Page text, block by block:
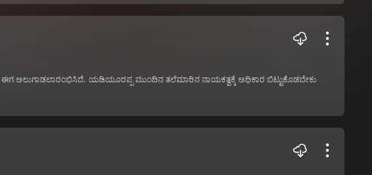
ಈಗ ಅಲುಗಾಡಲಾರಂಭಿಸಿದೆ. ಯಡಿಯೂರಪ್ಪ ಮುಂದಿನ ತಲೆಮಾರಿನ ನಾಯಕತ್ವಕ್ಕೆ ಅಧಿಕಾರ ಬಿಟ್ಟುಕೊಡಬೇಕು